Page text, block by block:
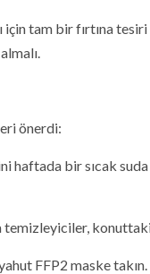
tam bir fırtına
önerdi:
haftada bir sıcak
FFP2 maske takın.